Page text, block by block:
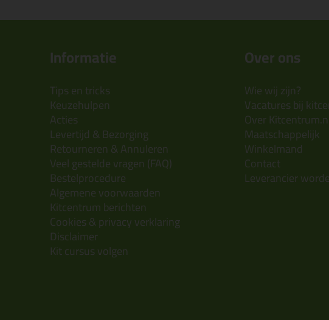
Informatie
Tips en tricks
Keuzehulpen
Acties
Levertijd & Bezorging
Retourneren & Annuleren
Veel gestelde vragen (FAQ)
Bestelprocedure
Algemene voorwaarden
Kitcentrum berichten
Cookies & privacy verklaring
Disclaimer
Kit cursus volgen
Over ons
Wie wij zijn?
Vacatures bij
Over
Maatschappelijk
Winkelmand
Contact
Leverancier